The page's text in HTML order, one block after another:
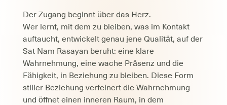
Der Zugang beginnt über das Herz.
Wer lernt, mit dem zu bleiben, was im Kontakt
auftaucht, entwickelt genau jene Qualität, auf der
Sat Nam Rasayan beruht: eine klare
Wahrnehmung, eine wache Präsenz und die
Fähigkeit, in Beziehung zu bleiben. Diese Form
stiller Beziehung verfeinert die Wahrnehmung
und öffnet einen inneren Raum, in dem